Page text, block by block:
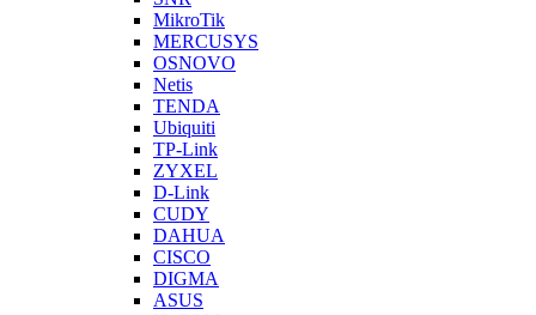
MikroTik
MERCUSYS
OSNOVO
Netis
TENDA
Ubiquiti
TP-Link
ZYXEL
D-Link
CUDY
DAHUA
CISCO
DIGMA
ASUS